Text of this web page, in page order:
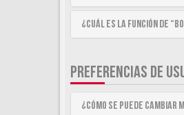
¿Cuál es la función de
PREFERENCIAS DE
¿Cómo se puede cambiar